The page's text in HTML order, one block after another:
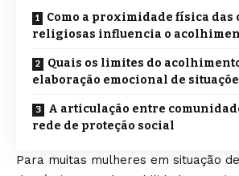
Como a proximidade física das
religiosas influencia o
Quais os limites do
elaboração emocional de
A articulação entre
rede de proteção social
Para muitas mulheres em situação